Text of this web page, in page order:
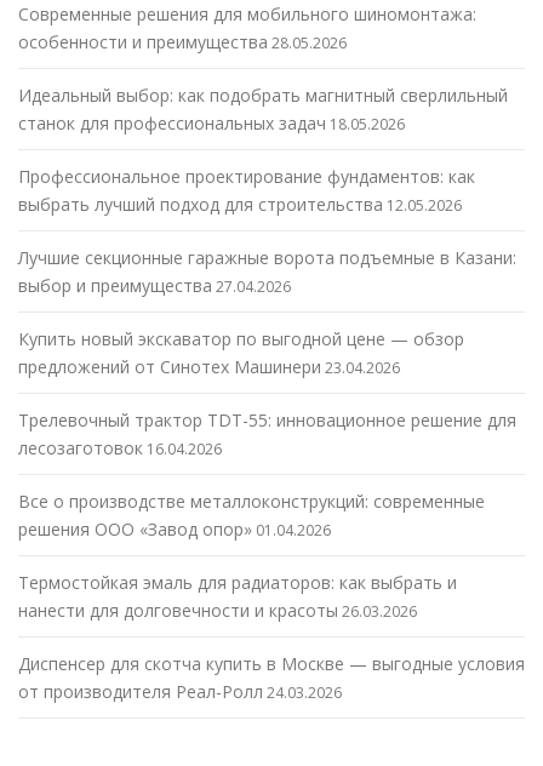
Современные решения для мобильного шиномонтажа:
особенности и преимущества 28.05.2026
Идеальный выбор: как подобрать магнитный сверлильный
станок для профессиональных задач 18.05.2026
Профессиональное проектирование фундаментов: как
выбрать лучший подход для строительства 12.05.2026
Лучшие секционные гаражные ворота подъемные в Казани:
выбор и преимущества 27.04.2026
Купить новый экскаватор по выгодной цене — обзор
предложений от Синотех Машинери 23.04.2026
Трелевочный трактор TDT-55: инновационное решение для
лесозаготовок 16.04.2026
Все о производстве металлоконструкций: современные
решения ООО «Завод опор» 01.04.2026
Термостойкая эмаль для радиаторов: как выбрать и
нанести для долговечности и красоты 26.03.2026
Диспенсер для скотча купить в Москве — выгодные условия
от производителя Реал-Ролл 24.03.2026